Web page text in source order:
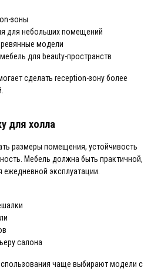
зоны
для небольших помещений
модели
для beauty-пространств
сделать reception-зону более
для холла
размеры помещения, устойчивость
Мебель должна быть практичной,
эксплуатации.
салона
чаще выбирают модели с